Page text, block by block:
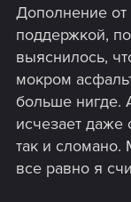
Дополнение
поддержкой,
выяснилось,
мокром
больше нигде.
исчезает даже
так и сломано.
все равно я